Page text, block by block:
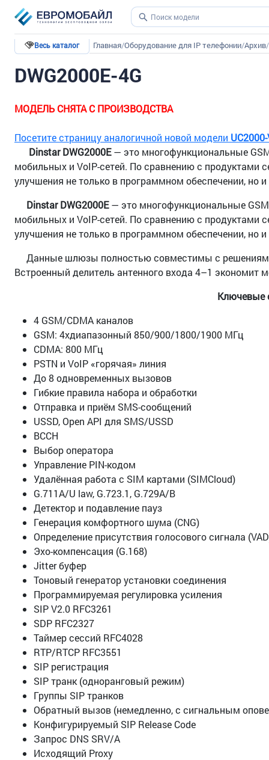
Весь каталог Главная/Оборудование для IP телефонии/Архив/
DWG2000E-4G
МОДЕЛЬ СНЯТА С ПРОИЗВОДСТВА
Посетите страницу аналогичной новой модели
Dinstar DWG2000E— это многофункциональные
мобильных и VoIP-сетей. По сравнению с продуктами
улучшения не только в программном обеспечении, но
Dinstar DWG2000E— это многофункциональные
мобильных и VoIP-сетей. По сравнению с продуктами
улучшения не только в программном обеспечении, но
Данные шлюзы полностью совместимы с
Встроенный делитель антенного входа 4–1 экономит
Ключевые
4 GSM/CDMA каналов
GSM: 4хдиапазонный 850/900/1800/1900 МГц
CDMA: 800 МГц
PSTN и VoIP «горячая» линия
До 8 одновременных вызовов
Гибкие правила набора и обработки
Отправка и приём SMS-сообщений
USSD, Open API для SMS/USSD
BCCH
Выбор оператора
Управление PIN-кодом
Удалённая работа с SIM картами (SIMCloud)
G.711A/U law, G.723.1, G.729A/B
Детектор и подавление пауз
Генерация комфортного шума (CNG)
Определение присутствия голосового сигнала
Эхо-компенсация (G.168)
Jitter буфер
Тоновый генератор установки соединения
Программируемая регулировка усиления
SIP V2.0 RFC3261
SDP RFC2327
Таймер сессий RFC4028
RTP/RTCP RFC3551
SIP регистрация
SIP транк (одноранговый режим)
Группы SIP транков
Обратный вызов (немедленно, с сигнальным
Конфигурируемый SIP Release Code
Запрос DNS SRV/A
Исходящий Proxy